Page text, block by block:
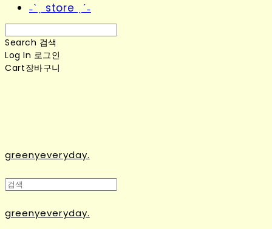
˗ˋˏ store ˎˊ˗
Search 검색
Log In 로그인
Cart장바구니
greenyeveryday.
greenyeveryday.